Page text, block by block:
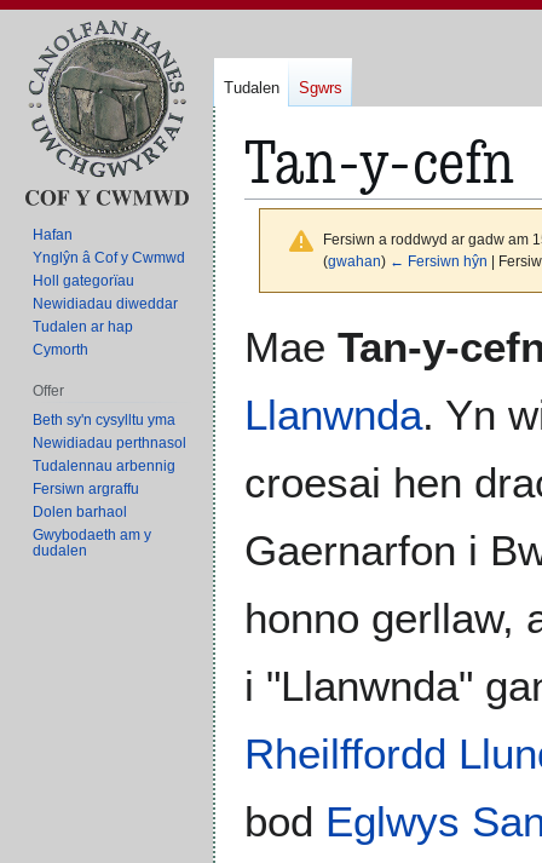
Tan-y-cefn
Fersiwn a roddwyd ar gadw am
(gwahan) ← Fersiwn hŷn |
i'r
llywio
i'r
chwilio
Mae Tan-y-
Llanwnda. Yn
croesai hen
Gaernarfon i
honno gerllaw,
i "Llanwnda"
Rheilffordd
bod Eglwys
Tudalen Sgwrs
Hafan
Ynglŷn â Cof y Cwmwd
Holl gategorïau
Newidiadau diweddar
Tudalen ar hap
Cymorth
Offer
Beth sy'n cysylltu yma
Newidiadau perthnasol
Tudalennau arbennig
Fersiwn argraffu
Dolen barhaol
Gwybodaeth am y
dudalen